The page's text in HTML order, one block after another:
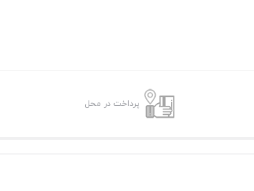
پرداخت در محل